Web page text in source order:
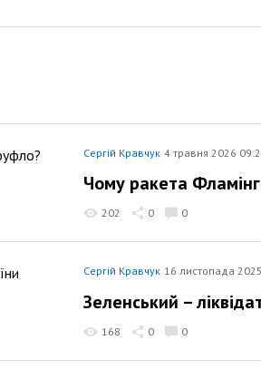
Сергій Кравчук 4 травня 2026
Чому ракета
202 0 0
Сергій Кравчук 16 листопада
Зеленський –
168 0 0